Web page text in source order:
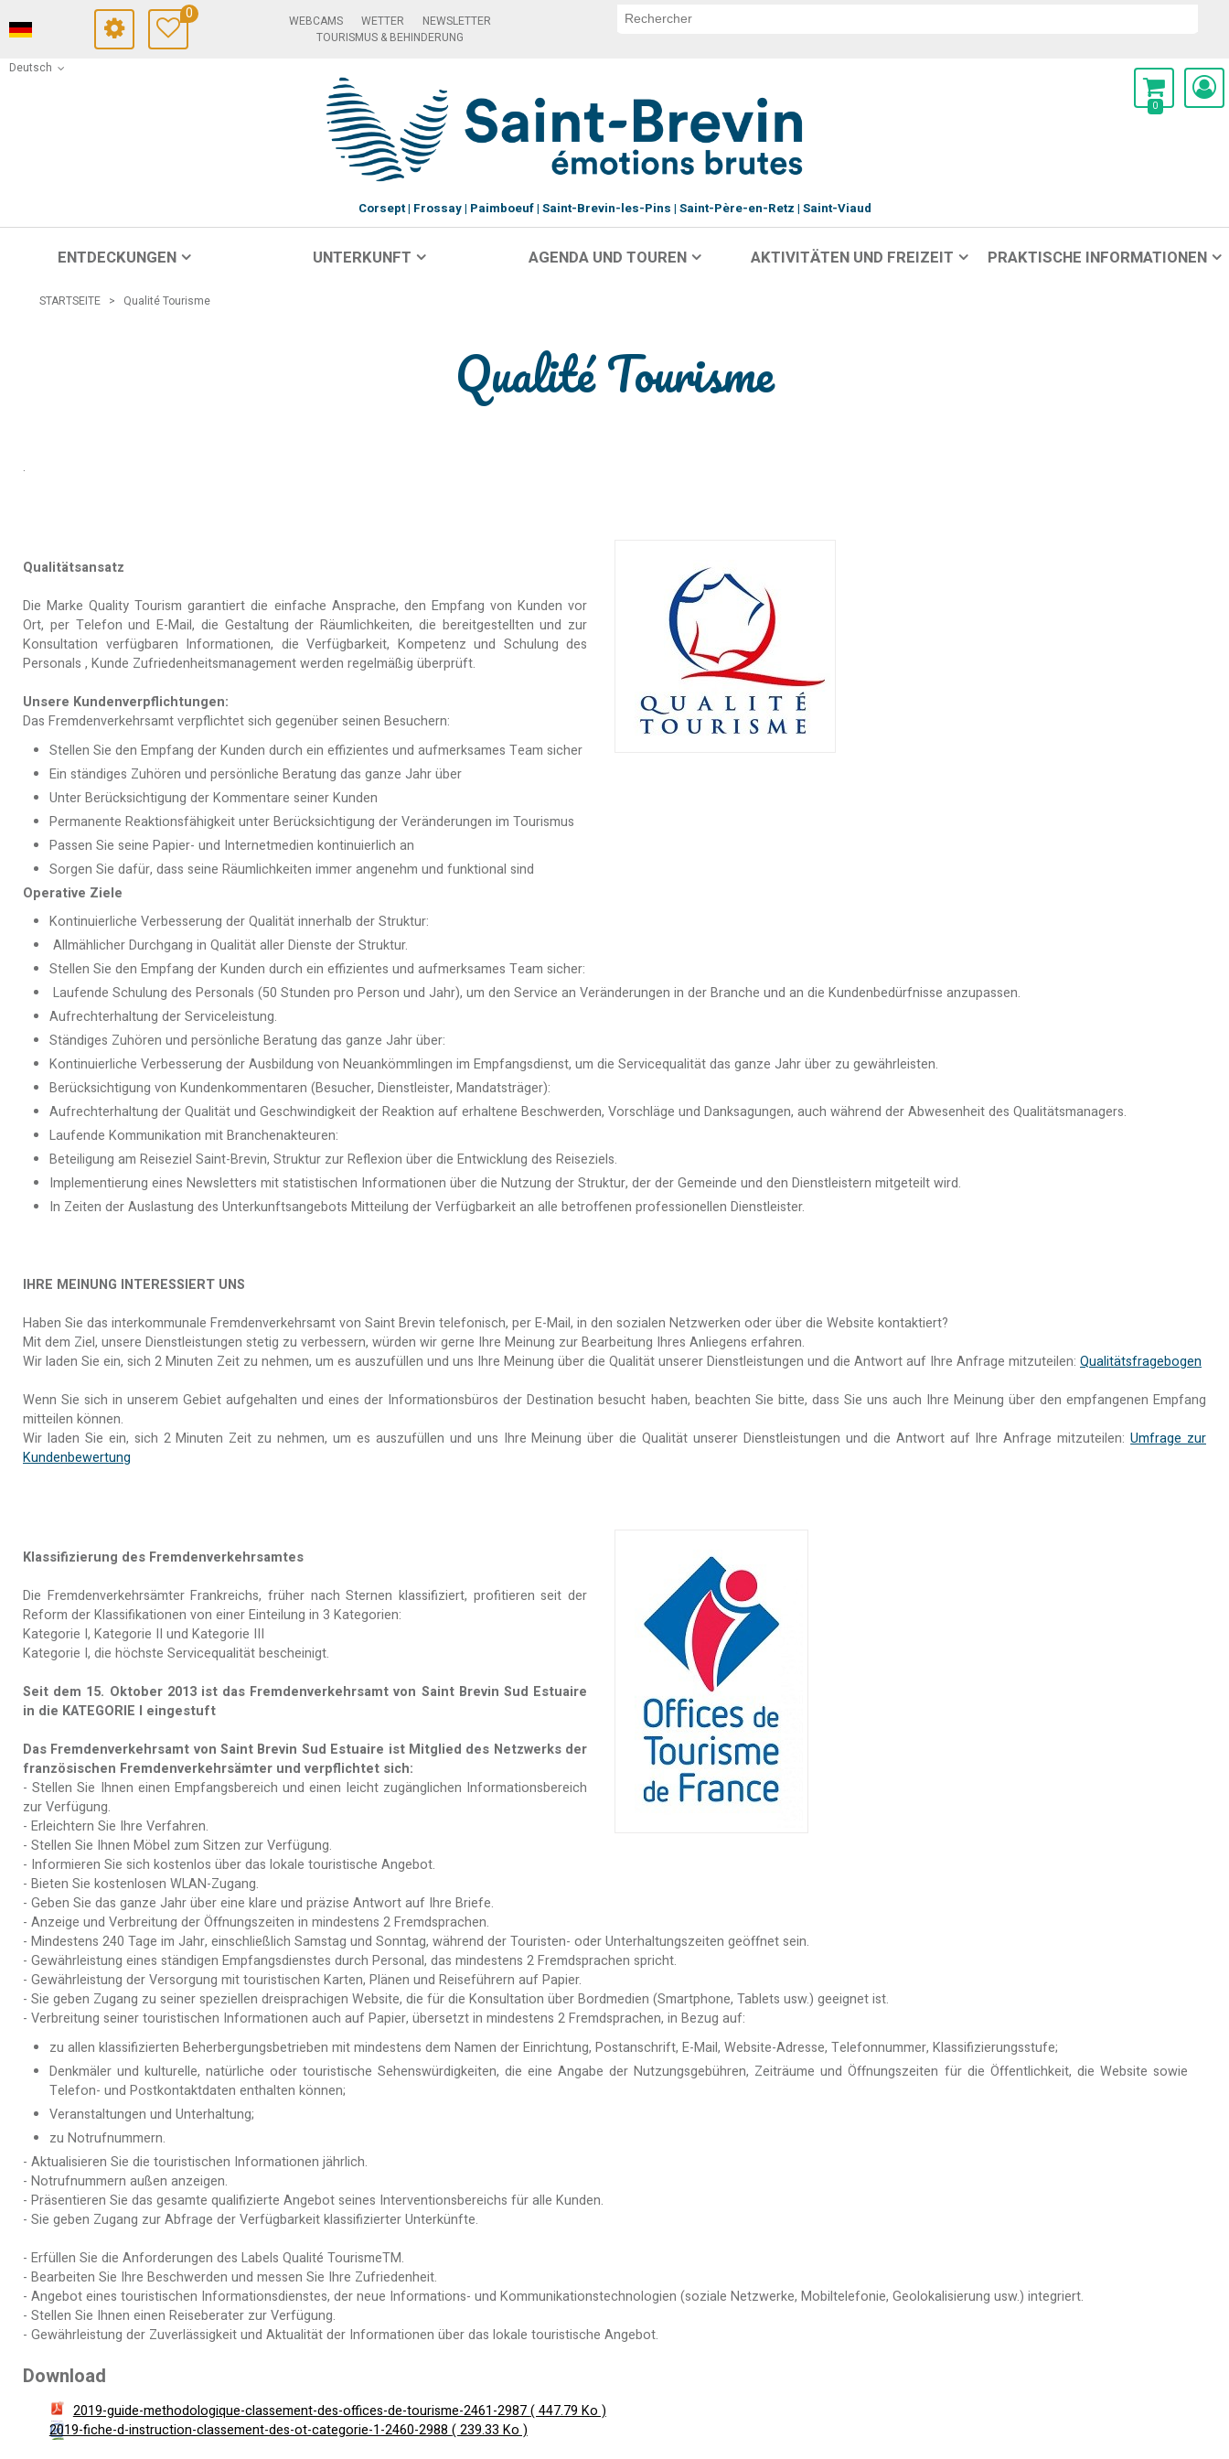
Deutsch
0 WEBCAMS WETTER
NEWSLETTER
TOURISMUS & BEHINDERUNG
0
Corsept Frossay Paimboeuf Saint-Brevin-les-Pins Saint-Père-en-Retz Saint-Viaud
ENTDECKUNGEN UNTERKUNFT AGENDA UND TOUREN AKTIVITÄTEN UND FREIZEIT PRAKTISCHE INFORMATIONEN
STARTSEITE > Qualité Tourisme
Qualité Tourisme
.
Qualitätsansatz
Die Marke Quality Tourism garantiert die einfache Ansprache, den Empfang von Kunden vor
Ort, per Telefon und E-Mail, die Gestaltung der Räumlichkeiten, die bereitgestellten und zur
Konsultation verfügbaren Informationen, die Verfügbarkeit, Kompetenz und Schulung des
Personals , Kunde Zufriedenheitsmanagement werden regelmäßig überprüft.
Unsere Kundenverpflichtungen:
Das Fremdenverkehrsamt verpflichtet sich gegenüber seinen Besuchern:
Stellen Sie den Empfang der Kunden durch ein effizientes und aufmerksames Team sicher
Ein ständiges Zuhören und persönliche Beratung das ganze Jahr über
Unter Berücksichtigung der Kommentare seiner Kunden
Permanente Reaktionsfähigkeit unter Berücksichtigung der Veränderungen im Tourismus
Passen Sie seine Papier- und Internetmedien kontinuierlich an
Sorgen Sie dafür, dass seine Räumlichkeiten immer angenehm und funktional sind
Operative Ziele
Kontinuierliche Verbesserung der Qualität innerhalb der Struktur:
Allmählicher Durchgang in Qualität aller Dienste der Struktur.
Stellen Sie den Empfang der Kunden durch ein effizientes und aufmerksames Team sicher:
Laufende Schulung des Personals (50 Stunden pro Person und Jahr), um den Service an Veränderungen in der Branche und an die Kundenbedürfnisse anzupassen.
Aufrechterhaltung der Serviceleistung.
Ständiges Zuhören und persönliche Beratung das ganze Jahr über:
Kontinuierliche Verbesserung der Ausbildung von Neuankömmlingen im Empfangsdienst, um die Servicequalität das ganze Jahr über zu gewährleisten.
Berücksichtigung von Kundenkommentaren (Besucher, Dienstleister, Mandatsträger):
Aufrechterhaltung der Qualität und Geschwindigkeit der Reaktion auf erhaltene Beschwerden, Vorschläge und Danksagungen, auch während der Abwesenheit des Qualitätsmanagers.
Laufende Kommunikation mit Branchenakteuren:
Beteiligung am Reiseziel Saint-Brevin, Struktur zur Reflexion über die Entwicklung des Reiseziels.
Implementierung eines Newsletters mit statistischen Informationen über die Nutzung der Struktur, der der Gemeinde und den Dienstleistern mitgeteilt wird.
In Zeiten der Auslastung des Unterkunftsangebots Mitteilung der Verfügbarkeit an alle betroffenen professionellen Dienstleister.
IHRE MEINUNG INTERESSIERT UNS
Haben Sie das interkommunale Fremdenverkehrsamt von Saint Brevin telefonisch, per E-Mail, in den sozialen Netzwerken oder über die Website kontaktiert?
Mit dem Ziel, unsere Dienstleistungen stetig zu verbessern, würden wir gerne Ihre Meinung zur Bearbeitung Ihres Anliegens erfahren.
Wir laden Sie ein, sich 2 Minuten Zeit zu nehmen, um es auszufüllen und uns Ihre Meinung über die Qualität unserer Dienstleistungen und die Antwort auf Ihre Anfrage mitzuteilen: Qualitätsfragebogen
Wenn Sie sich in unserem Gebiet aufgehalten und eines der Informationsbüros der Destination besucht haben, beachten Sie bitte, dass Sie uns auch Ihre Meinung über den empfangenen Empfang
mitteilen können.
Wir laden Sie ein, sich 2 Minuten Zeit zu nehmen, um es auszufüllen und uns Ihre Meinung über die Qualität unserer Dienstleistungen und die Antwort auf Ihre Anfrage mitzuteilen:Umfrage zur
Kundenbewertung
Klassifizierung des Fremdenverkehrsamtes
Die Fremdenverkehrsämter Frankreichs, früher nach Sternen klassifiziert, profitieren seit der
Reform der Klassifikationen von einer Einteilung in 3 Kategorien:
Kategorie I, Kategorie II und Kategorie III
Kategorie I, die höchste Servicequalität bescheinigt.
Seit dem 15. Oktober 2013 ist das Fremdenverkehrsamt von Saint Brevin Sud Estuaire
in die KATEGORIE I eingestuft
Das Fremdenverkehrsamt von Saint Brevin Sud Estuaire ist Mitglied des Netzwerks der
französischen Fremdenverkehrsämter und verpflichtet sich:
- Stellen Sie Ihnen einen Empfangsbereich und einen leicht zugänglichen Informationsbereich
zur Verfügung.
- Erleichtern Sie Ihre Verfahren.
- Stellen Sie Ihnen Möbel zum Sitzen zur Verfügung.
- Informieren Sie sich kostenlos über das lokale touristische Angebot.
- Bieten Sie kostenlosen WLAN-Zugang.
- Geben Sie das ganze Jahr über eine klare und präzise Antwort auf Ihre Briefe.
- Anzeige und Verbreitung der Öffnungszeiten in mindestens 2 Fremdsprachen.
- Mindestens 240 Tage im Jahr, einschließlich Samstag und Sonntag, während der Touristen- oder Unterhaltungszeiten geöffnet sein.
- Gewährleistung eines ständigen Empfangsdienstes durch Personal, das mindestens 2 Fremdsprachen spricht.
- Gewährleistung der Versorgung mit touristischen Karten, Plänen und Reiseführern auf Papier.
- Sie geben Zugang zu seiner speziellen dreisprachigen Website, die für die Konsultation über Bordmedien (Smartphone, Tablets usw.) geeignet ist.
- Verbreitung seiner touristischen Informationen auch auf Papier, übersetzt in mindestens 2 Fremdsprachen, in Bezug auf:
zu allen klassifizierten Beherbergungsbetrieben mit mindestens dem Namen der Einrichtung, Postanschrift, E-Mail, Website-Adresse, Telefonnummer, Klassifizierungsstufe;
Denkmäler und kulturelle, natürliche oder touristische Sehenswürdigkeiten, die eine Angabe der Nutzungsgebühren, Zeiträume und Öffnungszeiten für die Öffentlichkeit, die Website sowie
Telefon- und Postkontaktdaten enthalten können;
Veranstaltungen und Unterhaltung;
zu Notrufnummern.
- Aktualisieren Sie die touristischen Informationen jährlich.
- Notrufnummern außen anzeigen.
- Präsentieren Sie das gesamte qualifizierte Angebot seines Interventionsbereichs für alle Kunden.
- Sie geben Zugang zur Abfrage der Verfügbarkeit klassifizierter Unterkünfte.
- Erfüllen Sie die Anforderungen des Labels Qualité TourismeTM.
- Bearbeiten Sie Ihre Beschwerden und messen Sie Ihre Zufriedenheit.
- Angebot eines touristischen Informationsdienstes, der neue Informations- und Kommunikationstechnologien (soziale Netzwerke, Mobiltelefonie, Geolokalisierung usw.) integriert.
- Stellen Sie Ihnen einen Reiseberater zur Verfügung.
- Gewährleistung der Zuverlässigkeit und Aktualität der Informationen über das lokale touristische Angebot.
Download
2019-guide-methodologique-classement-des-offices-de-tourisme-2461-2987( 447.79 Ko )
2019-fiche-d-instruction-classement-des-ot-categorie-1-2460-2988 ( 239.33 Ko )